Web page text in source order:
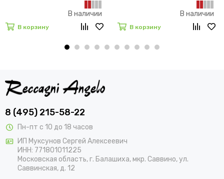
В наличии
В корзину
В наличии
В корзину
8 (495) 215-58-22
Пн-пт с 10 до 18 часов
ИП Муксунов Сергей Алексеевич
ИНН: 771801011225
Московская область, г. Балашиха, мкр. Саввино, ул.
Саввинская, д. 12